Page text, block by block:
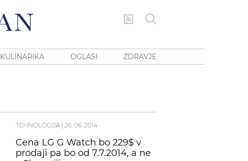
KULINARIKA OGLASI ZDRAVJE
TEHNOLOGIJA| 26. 06. 2014
Cena LG G Watch bo 229$ v
prodaji pa bo od 7.7.2014, a ne